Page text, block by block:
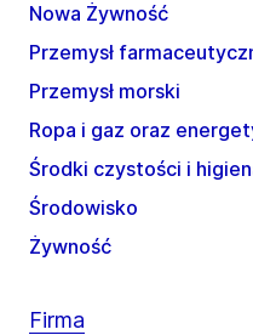
Nowa Żywność
Przemysł
Przemysł morski
Ropa i gaz oraz
Środki czystości i
Środowisko
Żywność
Firma